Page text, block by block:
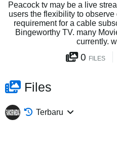
Peacock tv may be a live
users the flexibility to
requirement for a cable
Bingeworthy TV. many
currently.
0 FILES
Files
Terbaru